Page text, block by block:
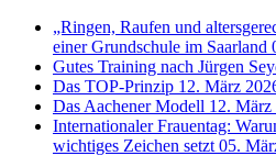
„Ringen, Raufen und
einer Grundschule im Saarland
Gutes Training nach Jürgen
Das TOP-Prinzip 12. März
Das Aachener Modell 12. März
Internationaler Frauentag:
wichtiges Zeichen setzt 05.